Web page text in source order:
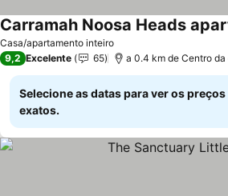
Casa/apartamento inteiro
Carramah Noosa Heads
9,2 Excelente 65 a 0.4 km de Centro
Selecione as datas para ver os preços
exatos.